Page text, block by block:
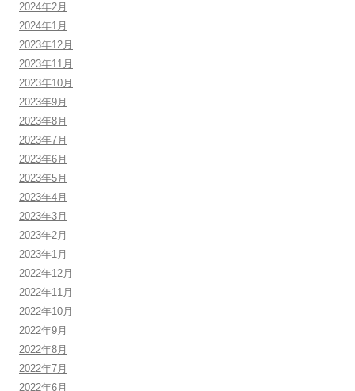
2024年2月
2024年1月
2023年12月
2023年11月
2023年10月
2023年9月
2023年8月
2023年7月
2023年6月
2023年5月
2023年4月
2023年3月
2023年2月
2023年1月
2022年12月
2022年11月
2022年10月
2022年9月
2022年8月
2022年7月
2022年6月